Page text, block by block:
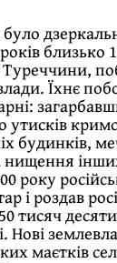
було
близько
Туреччини,
Їхнє
утисків
будинків,
нищення
року
і роздав
тисяч
Нові
маєтків